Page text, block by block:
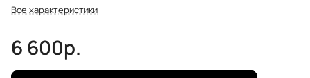
Все характеристики
6 600р.